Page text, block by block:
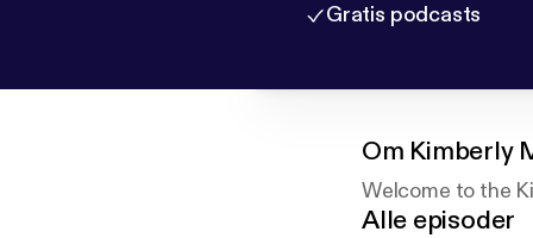
Gratis podcasts
Om Kimberly
Welcome to the
Alle episoder